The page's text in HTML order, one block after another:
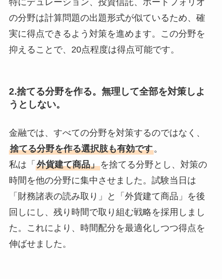
の分野は計算問題の出題形式が似ているため、確
実に得点できるよう対策を進めます。この分野を
抑えることで、20点程度は得点可能です。
2.捨てる分野を作る。無理して全部を対策しよ
うとしない。
金融では、すべての分野を対策するのではなく、
捨てる分野を作る選択肢も有効です。
私は「 外貨建て商品」を捨てる分野とし、対策の
時間を他の分野に集中させました。試験当日は
「財務諸表の読み取り」と「外貨建て商品」を後
回しにし、残り時間で取り組む戦略を採用しまし
た。これにより、時間配分を最適化しつつ得点を
伸ばせました。